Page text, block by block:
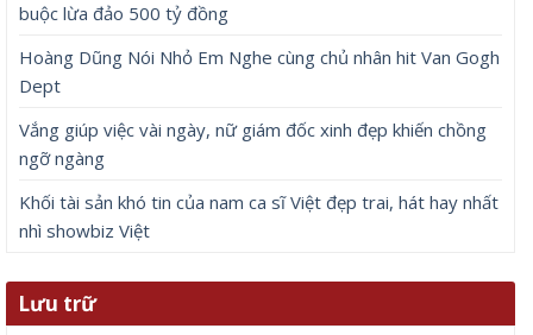
buộc lừa đảo 500 tỷ đồng
Hoàng Dũng Nói Nhỏ Em Nghe cùng chủ nhân hit Van Gogh
Dept
Vắng giúp việc vài ngày, nữ giám đốc xinh đẹp khiến chồng
ngỡ ngàng
Khối tài sản khó tin của nam ca sĩ Việt đẹp trai, hát hay nhất
nhì showbiz Việt
Lưu trữ